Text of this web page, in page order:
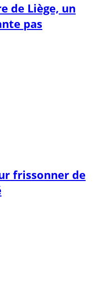
de Liège, un
pas
frissonner de